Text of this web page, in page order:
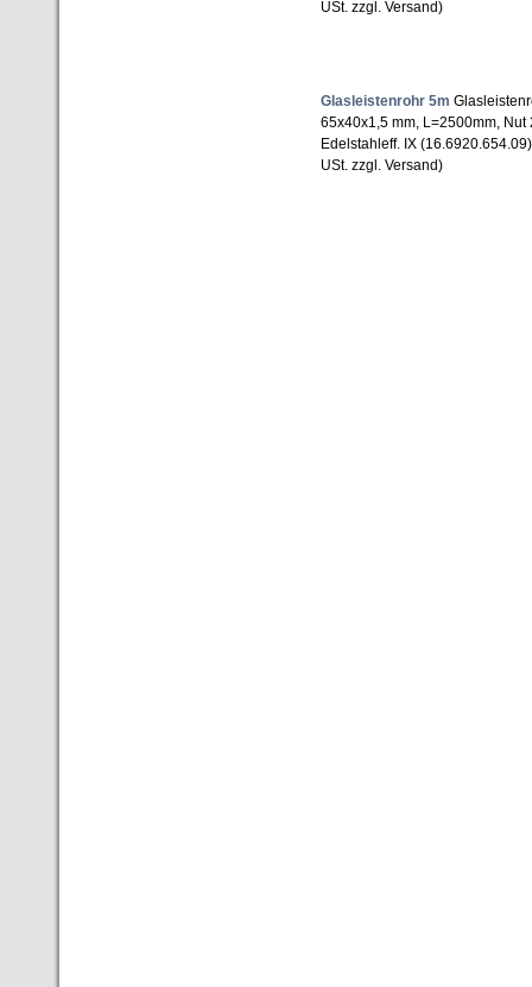
USt. zzgl. Versand)
Glasleistenrohr 5m
65x40x1,5 mm, L=2500mm, Nut
Edelstahleff. IX
USt. zzgl. Versand)